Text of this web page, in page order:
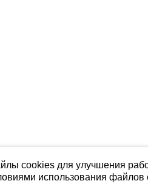
cookies для улучшения
использования файлов